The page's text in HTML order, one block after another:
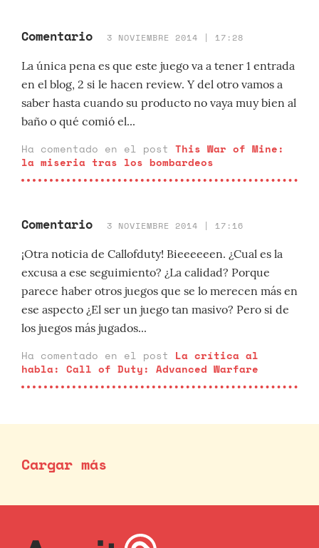
Comentario 3 NOVIEMBRE 2014 | 17:28
La única pena es que este juego va a tener 1 entrada
en el blog, 2 si le hacen review. Y del otro vamos a
saber hasta cuando su producto no vaya muy bien al
baño o qué comió el...
Ha comentado en el post This War of Mine:
la miseria tras los bombardeos
Comentario 3 NOVIEMBRE 2014 | 17:16
¡Otra noticia de Callofduty! Bieeeeeen. ¿Cual es la
excusa a ese seguimiento? ¿La calidad? Porque
parece haber otros juegos que se lo merecen más en
ese aspecto ¿El ser un juego tan masivo? Pero si de
los juegos más jugados...
Ha comentado en el post La crítica al
habla: Call of Duty: Advanced Warfare
Cargar más